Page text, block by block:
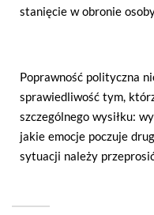
stanięcie w obronie
Poprawność polityczna
sprawiedliwość tym,
szczególnego wysiłku:
jakie emocje poczuje
sytuacji należy